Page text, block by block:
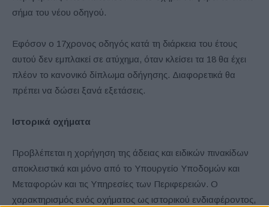
σήμα του νέου οδηγού.
Εφόσον ο 17χρονος οδηγός κατά τη διάρκεια του έτους
αυτού δεν εμπλακεί σε ατύχημα, όταν κλείσει τα 18 θα έχει
πλέον το κανονικό δίπλωμα οδήγησης. Διαφορετικά θα
πρέπει να δώσει ξανά εξετάσεις.
Ιστορικά οχήματα
Προβλέπεται η χορήγηση της άδειας και ειδικών πινακίδων
αποκλειστικά και μόνο από το Υπουργείο Υποδομών και
Μεταφορών και τις Υπηρεσίες των Περιφερειών. Ο
χαρακτηρισμός ενός οχήματος ως ιστορικού ενδιαφέροντος,